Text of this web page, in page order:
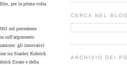
per la prima volta
nel precedente
sull'argomento
gli innovativi
tra Stanley Kubrick
Estate e della
CERCA NEL BLOG
ARCHIVIO DEI